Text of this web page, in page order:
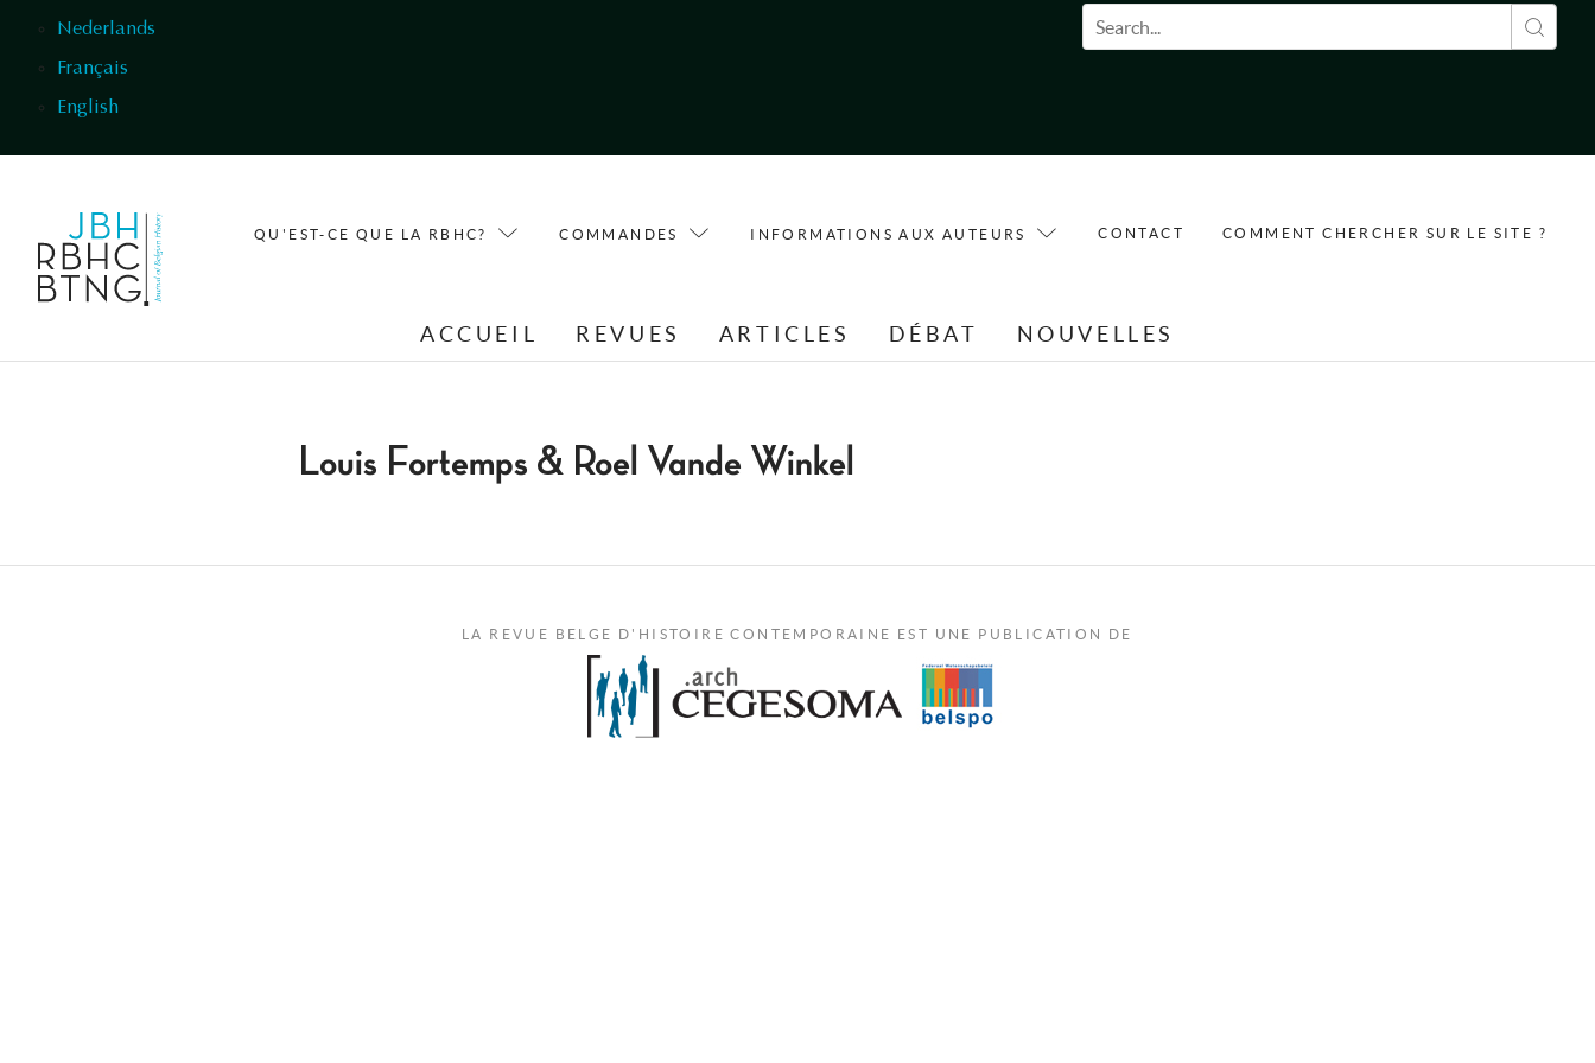
Nederlands
Français
English
Formulaire de recherche
QU'EST-CE QUE LA RBHC? COMMANDES INFORMATIONS AUX AUTEURS CONTACT COMMENT CHERCHER SUR LE SITE ?
ACCUEIL REVUES ARTICLES DÉBAT NOUVELLES
Louis Fortemps & Roel Vande Winkel
LA REVUE BELGE D'HISTOIRE CONTEMPORAINE EST UNE PUBLICATION DE